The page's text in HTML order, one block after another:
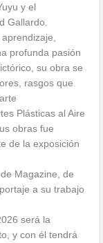
y el
Gallardo.
profunda pasión
su obra se
rasgos que
Plásticas al Aire
obras fue
de la exposición
Magazine, de
a su trabajo
será la
y con él tendrá